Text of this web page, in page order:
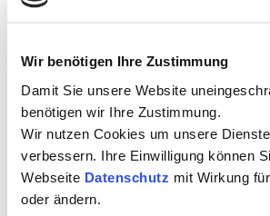
Wir benötigen Ihre Zustimmung
Damit Sie unsere Website
benötigen wir Ihre Zustimmung.
Wir nutzen Cookies um unsere
verbessern. Ihre Einwilligung können
Webseite Datenschutz mit Wirkung
oder ändern.
aufMineralguss-Basis
bieten eine
hervorragende
und gewährleisten
höchste Maßhaltigkeit